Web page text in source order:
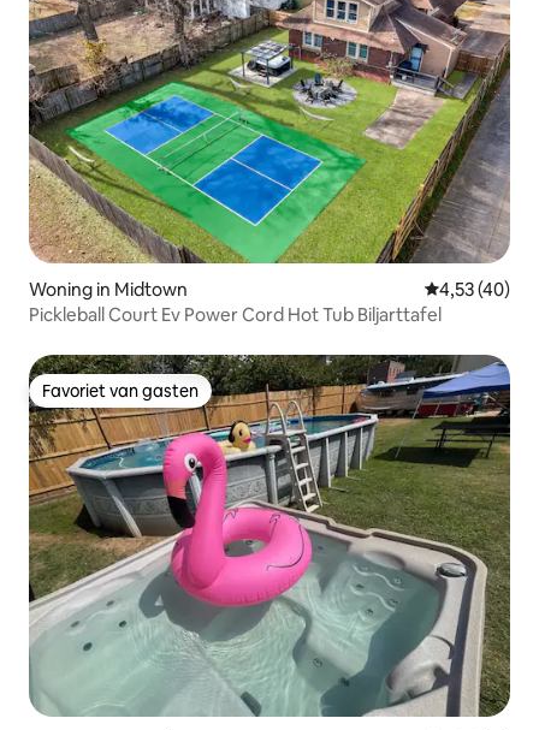
Woning in Midtown Gemiddelde
4,53 (40)
Pickleball Court Ev Power Cord Hot Tub Biljarttafel
Favoriet van gasten
Favoriet van gasten